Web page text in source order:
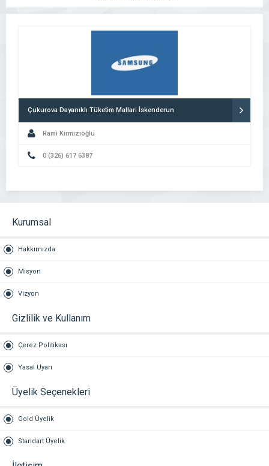
Çukurova Dayanıklı Tüketim Malları İskenderun
Rami Kırmızıoğlu
0 (326) 617 6387
Kurumsal
Hakkımızda
Misyon
Vizyon
Gizlilik ve Kullanım
Çerez Politikası
Yasal Uyarı
Üyelik Seçenekleri
Gold Üyelik
Standart Üyelik